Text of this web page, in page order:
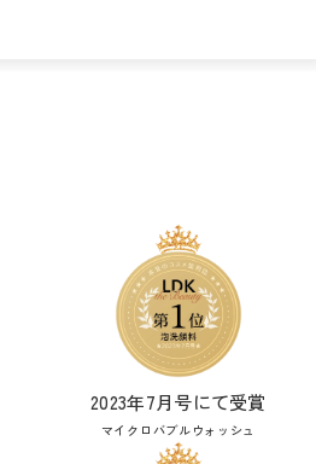
2023年7月号にて受賞
マイクロバブルウォッシュ